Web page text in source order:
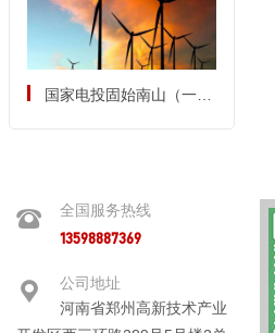
国家电投固始南山（一
全国服务热线
13598887369
公司地址
河南省郑州高新技术产业